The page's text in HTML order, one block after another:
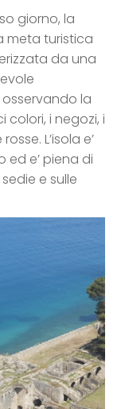
giorno, la
meta turistica
da una
la
i negozi, i
L’isola e’
e’ piena di
e sulle